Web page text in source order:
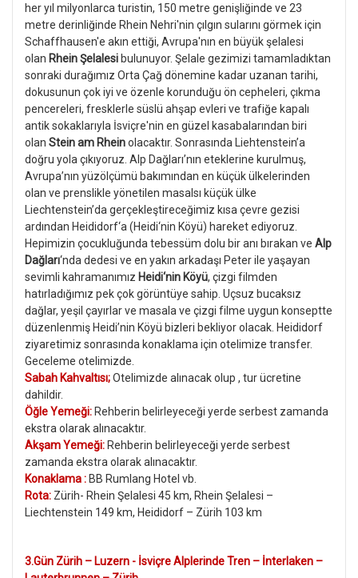
her yıl milyonlarca turistin, 150 metre genişliğinde ve 23
metre derinliğinde Rhein Nehri'nin çılgın sularını görmek için
Schaffhausen'e akın ettiği, Avrupa'nın en büyük şelalesi
olan Rhein Şelalesi bulunuyor. Şelale gezimizi tamamladıktan
sonraki durağımız Orta Çağ dönemine kadar uzanan tarihi,
dokusunun çok iyi ve özenle korunduğu ön cepheleri, çıkma
pencereleri, fresklerle süslü ahşap evleri ve trafiğe kapalı
antik sokaklarıyla İsviçre'nin en güzel kasabalarından biri
olan Stein am Rheinolacaktır. Sonrasında Liehtenstein’a
doğru yola çıkıyoruz. Alp Dağları’nın eteklerine kurulmuş,
Avrupa’nın yüzölçümü bakımından en küçük ülkelerinden
olan ve prenslikle yönetilen masalsı küçük ülke
Liechtenstein’da gerçekleştireceğimiz kısa çevre gezisi
ardından Heididorf‘a (Heidi‘nin Köyü) hareket ediyoruz.
Hepimizin çocukluğunda tebessüm dolu bir anı bırakan ve Alp
Dağları‘nda dedesi ve en yakın arkadaşı Peter ile yaşayan
sevimli kahramanımız Heidi‘nin Köyü, çizgi filmden
hatırladığımız pek çok görüntüye sahip. Uçsuz bucaksız
dağlar, yeşil çayırlar ve masala ve çizgi filme uygun konseptte
düzenlenmiş Heidi’nin Köyü bizleri bekliyor olacak. Heididorf
ziyaretimiz sonrasında konaklama için otelimize transfer.
Geceleme otelimizde.
Sabah Kahvaltısı;Otelimizde alınacak olup , tur ücretine
dahildir.
Öğle Yemeği: Rehberin belirleyeceği yerde serbest zamanda
ekstra olarak alınacaktır.
Akşam Yemeği: Rehberin belirleyeceği yerde serbest
zamanda ekstra olarak alınacaktır.
Konaklama : BB Rumlang Hotel vb.
Rota: Zürih- Rhein Şelalesi 45 km, Rhein Şelalesi –
Liechtenstein 149 km, Heididorf – Zürih 103 km
3.Gün Zürih – Luzern - İsviçre Alplerinde Tren – İnterlaken –